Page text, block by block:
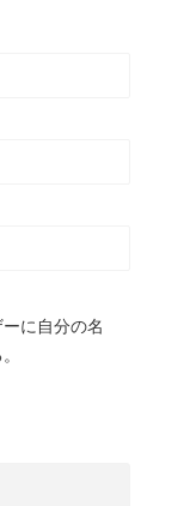
に自分の名